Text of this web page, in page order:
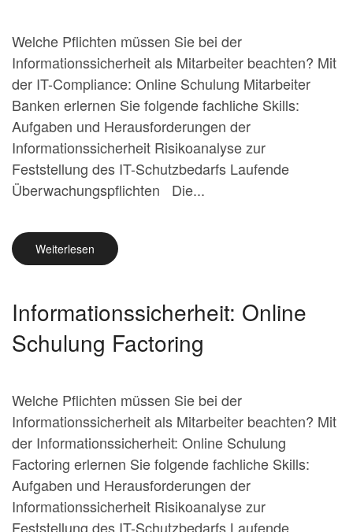
Welche Pflichten müssen Sie bei der
Informationssicherheit als Mitarbeiter beachten? Mit
der IT-Compliance: Online Schulung Mitarbeiter
Banken erlernen Sie folgende fachliche Skills:
Aufgaben und Herausforderungen der
Informationssicherheit Risikoanalyse zur
Feststellung des IT-Schutzbedarfs Laufende
Überwachungspflichten Die...
Weiterlesen
Informationssicherheit: Online
Schulung Factoring
Welche Pflichten müssen Sie bei der
Informationssicherheit als Mitarbeiter beachten? Mit
der Informationssicherheit: Online Schulung
Factoring erlernen Sie folgende fachliche Skills:
Aufgaben und Herausforderungen der
Informationssicherheit Risikoanalyse zur
Feststellung des IT-Schutzbedarfs Laufende